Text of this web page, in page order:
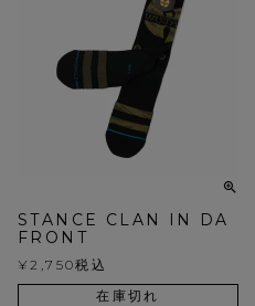
STANCE CLAN IN DA
FRONT
¥ 2,750税込
在庫切れ